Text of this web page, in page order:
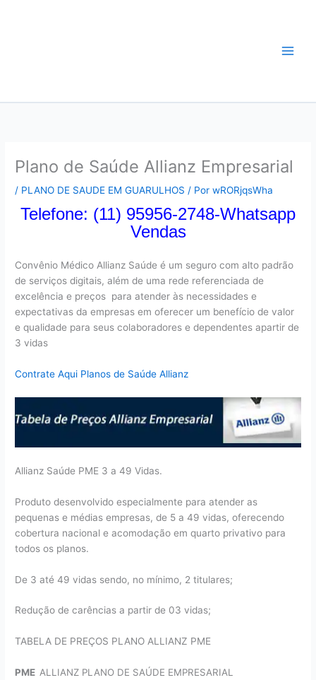
Plano de Saúde Allianz Empresarial
/ PLANO DE SAUDE EM GUARULHOS / PorwRORjqsWha
Telefone: (11) 95956-2748-Whatsapp
Vendas
Convênio Médico Allianz Saúde é um seguro com alto padrão
de serviços digitais, além de uma rede referenciada de
excelência e preços para atender às necessidades e
expectativas da empresas em oferecer um benefício de valor
e qualidade para seus colaboradores e dependentes apartir de
3 vidas
Contrate Aqui Planos de Saúde Allianz
Allianz Saúde PME 3 a 49 Vidas.
Produto desenvolvido especialmente para atender as
pequenas e médias empresas, de 5 a 49 vidas, oferecendo
cobertura nacional e acomodação em quarto privativo para
todos os planos.
De 3 até 49 vidas sendo, no mínimo, 2 titulares;
Redução de carências a partir de 03 vidas;
TABELA DE PREÇOS PLANO ALLIANZ PME
PME ALLIANZ PLANO DE SAÚDE EMPRESARIAL